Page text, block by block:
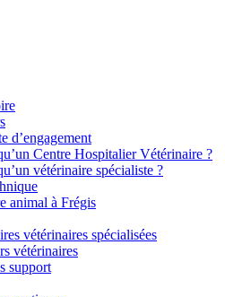
d’engagement
Centre Hospitalier Vétérinaire ?
vétérinaire spécialiste ?
animal à Frégis
vétérinaires spécialisées
vétérinaires
support